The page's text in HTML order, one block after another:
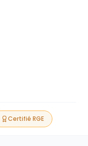
Certifié RGE